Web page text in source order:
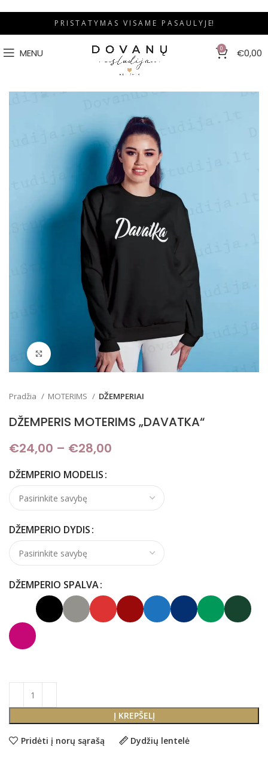
P R I S T A T Y M A S V I S A M E P A S A U L Y J E!
MENU 0 €0,00
Pradžia MOTERIMS DŽEMPERIAI
DŽEMPERIS MOTERIMS „DAVATKA“
€24,00 – €28,00
DŽEMPERIO MODELIS
DŽEMPERIO DYDIS
DŽEMPERIO SPALVA
Į KREPŠELĮ
Pridėti į norų sąrašą Dydžių lentelė